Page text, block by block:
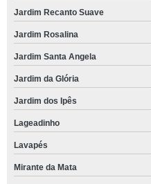
Jardim Recanto Suave
Jardim Rosalina
Jardim Santa Angela
Jardim da Glória
Jardim dos Ipês
Lageadinho
Lavapés
Mirante da Mata